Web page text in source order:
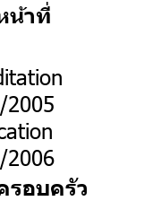
น้าที่
2005
2006
รอบครัว